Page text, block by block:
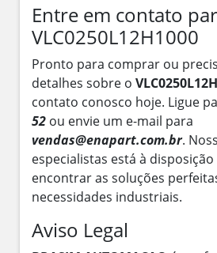
Entre em contato
VLC0250L12H1000
Pronto para comprar ou
detalhes sobre o
contato conosco hoje. Ligue
52 ou envie um e-mail para
vendas@enapart.com.br.
especialistas está à
encontrar as soluções
necessidades industriais.
Aviso Legal